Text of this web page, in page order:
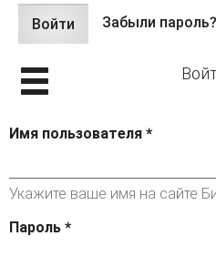
Главные вкладки
Войти (активная
вкладка)
Забыли пароль?
Имя пользователя *
Укажите ваше имя на сайте
Пароль *